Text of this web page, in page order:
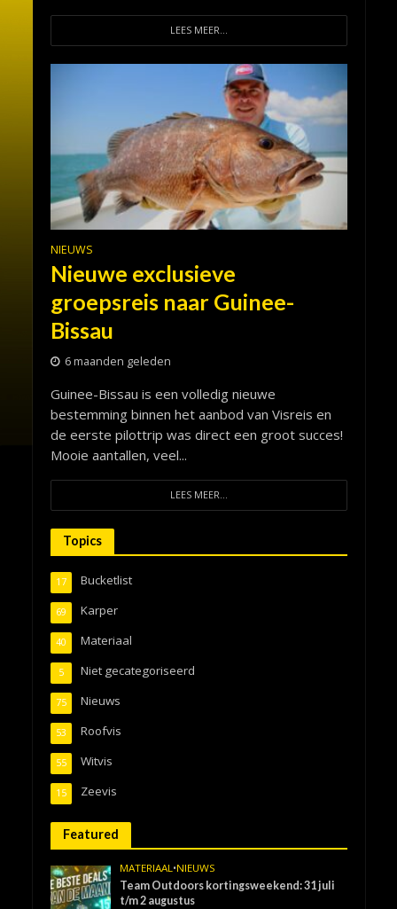
LEES MEER...
NIEUWS
Nieuwe exclusieve
groepsreis naar Guinee-
Bissau
6 maanden geleden
Guinee-Bissau is een volledig nieuwe
bestemming binnen het aanbod van Visreis en
de eerste pilottrip was direct een groot succes!
Mooie aantallen, veel...
LEES MEER...
Topics
Bucketlist
17
Karper
69
Materiaal
40
Niet gecategoriseerd
5
Nieuws
75
Roofvis
53
Witvis
55
Zeevis
15
Featured
MATERIAAL•NIEUWS
Team Outdoors kortingsweekend: 31 juli
t/m 2 augustus